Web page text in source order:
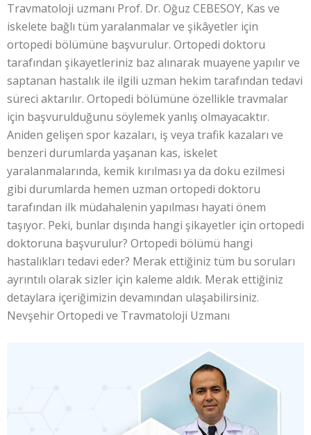
Travmatoloji uzmanı Prof. Dr. Oğuz CEBESOY, Kas ve
iskelete bağlı tüm yaralanmalar ve şikâyetler için
ortopedi bölümüne başvurulur. Ortopedi doktoru
tarafından şikayetleriniz baz alınarak muayene yapılır ve
saptanan hastalık ile ilgili uzman hekim tarafından tedavi
süreci aktarılır. Ortopedi bölümüne özellikle travmalar
için başvurulduğunu söylemek yanlış olmayacaktır.
Aniden gelişen spor kazaları, iş veya trafik kazaları ve
benzeri durumlarda yaşanan kas, iskelet
yaralanmalarında, kemik kırılması ya da doku ezilmesi
gibi durumlarda hemen uzman ortopedi doktoru
tarafından ilk müdahalenin yapılması hayati önem
taşıyor. Peki, bunlar dışında hangi şikayetler için ortopedi
doktoruna başvurulur? Ortopedi bölümü hangi
hastalıkları tedavi eder? Merak ettiğiniz tüm bu soruları
ayrıntılı olarak sizler için kaleme aldık. Merak ettiğiniz
detaylara içeriğimizin devamından ulaşabilirsiniz.
Nevşehir Ortopedi ve Travmatoloji Uzmanı